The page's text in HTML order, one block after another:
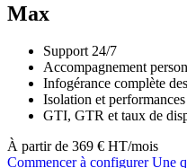
Max
Support 24/7
Accompagnement
Infogérance complète
Isolation et
GTI, GTR et taux de
À partir de 369 € HT/mois
Commencer à configurerUne